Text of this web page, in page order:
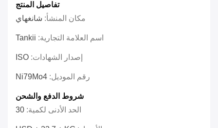
تفاصيل المنتج
مكان المنشأ: شانغهاي
اسم العلامة التجارية: Tankii
إصدار الشهادات: ISO
رقم الموديل: Ni79Mo4
شروط الدفع والشحن
الحد الأدنى لكمية: 30